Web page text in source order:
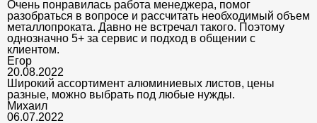
Очень понравилась работа менеджера, помог
разобраться в вопросе и рассчитать необходимый объем
металлопроката. Давно не встречал такого. Поэтому
однозначно 5+ за сервис и подход в общении с
клиентом.
Егор
20.08.2022
Широкий ассортимент алюминиевых листов, цены
разные, можно выбрать под любые нужды.
Михаил
06.07.2022